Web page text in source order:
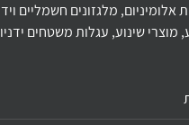
מלגזונים חשמליים
מוצרי שינוע, עגלות משטחים